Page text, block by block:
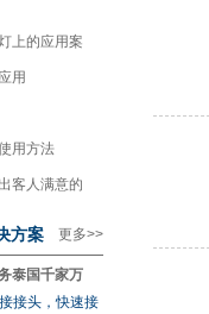
上的应用案
用
用方法
客人满意的
更多>>
方案
泰国千家万
接头，快速接